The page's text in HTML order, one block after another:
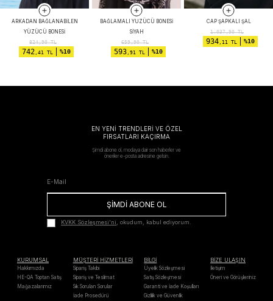
ARKADAN BAĞLANABILEN
YÜZÜCÜ BONESI
824,90TL
742,41 TL %10
BAĞLAMALI YÜZÜCÜ BONESI
SIYAH
659,90TL
593,91 TL %10
CAP ŞAPKALI ŞAL
1.037,90TL
934,11 TL %10
EN YENİ TRENDLERİ VE ÖZEL
FIRSATLARI KAÇIRMA
Şimdi abone ol, modaya dair son haberler ve
öneriler e-posta adresine gelsin.
ŞİMDİ ABONE OL
KVKK Sözleşmesi'ni, okudum, kabul ediyorum.
KURUMSAL
Hakkımızda
HE-QA Toptan Satış
Mağazalarımız
MÜŞTERİ HİZMETLERİ
Sipariş Takibi
Sipariş ve Teslimat
Sık Sorulan Sorular
İade Prosedürü
BİLGİ
Üyelik Sözleşmesi
Satış Sözleşmesi
Garanti ve İade Koşulları
Gizlilik ve Güvenlik
BİZE ULAŞIN
İletişim
Öneri ve Görüşleriniz